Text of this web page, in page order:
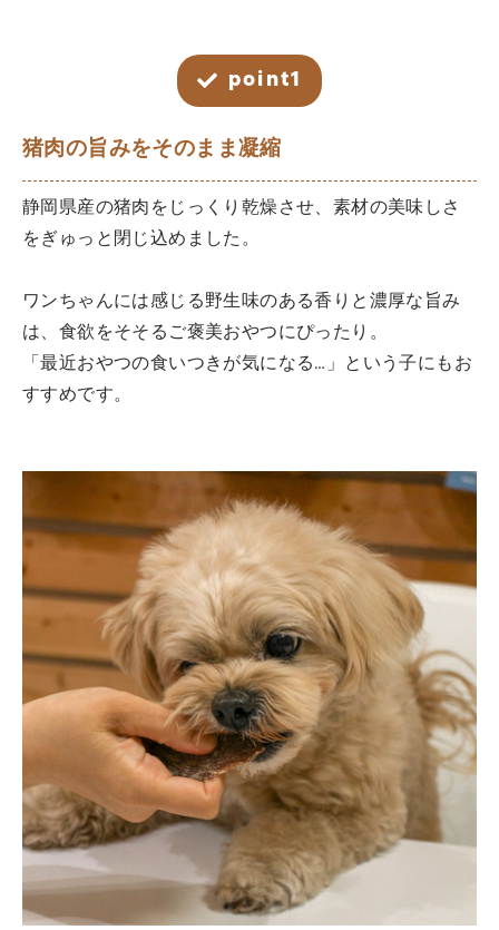
point1
猪肉の旨みをそのまま凝縮
静岡県産の猪肉をじっくり乾燥させ、素材の美味しさ
をぎゅっと閉じ込めました。
ワンちゃんには感じる野生味のある香りと濃厚な旨み
は、食欲をそそるご褒美おやつにぴったり。
「最近おやつの食いつきが気になる…」という子にもお
すすめです。